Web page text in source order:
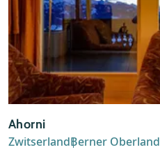
Ahorni
ZwitserlandBerner Oberland